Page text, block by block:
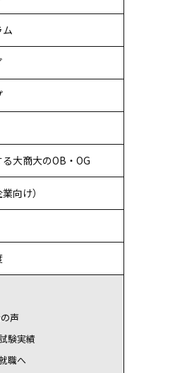
大商大のOB・OG
向け）
声
験実績
職へ